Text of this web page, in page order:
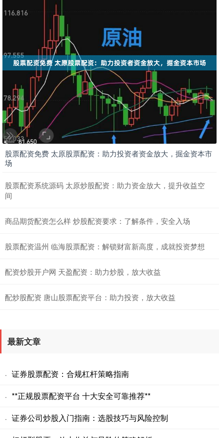
股票配资免费 太原股票配资：助力投资者资金放大，掘金资本市
场
股票配资系统源码 太原炒股配资：助力资金放大，提升收益空
间
商品期货配资怎么样 炒股配资要求：了解条件，安全入场
股票配资温州 临海股票配资：解锁财富新高度，成就投资梦想
配资炒股开户网 天盈配资：助力炒股，放大收益
配炒股配资 唐山股票配资平台：助力投资，放大收益
最新文章
· 证券股票配资：合规杠杆策略指南
· **正规股票配资平台 十大安全可靠推荐**
· 证券公司炒股入门指南：选股技巧与风险控制